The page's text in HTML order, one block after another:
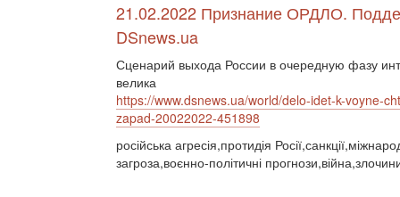
21.02.2022 Признание ОРДЛО.
DSnews.ua
Сценарий выхода России в очередную фазу
велика
https://www.dsnews.ua/world/delo-idet-k-voyne-
zapad-20022022-451898
російська агресія,протидія
загроза,воєнно-політичні